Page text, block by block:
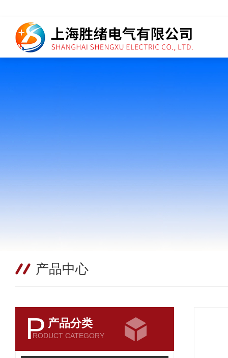
产品中心
P 产品分类
RODUCT CATEGORY